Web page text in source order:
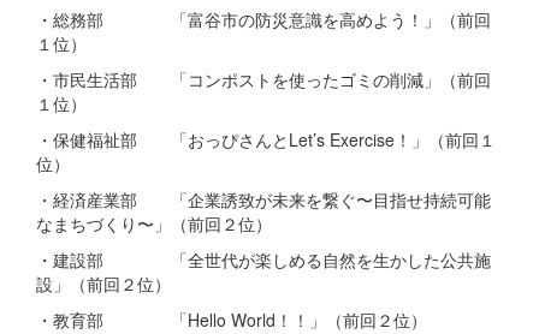
・総務部 「富谷市の防災意識を高めよう！」（前回
１位）
・市民生活部 「コンポストを使ったゴミの削減」（前回
１位）
・保健福祉部 「おっぴさんとLet’s Exercise！」（前回１
位）
・経済産業部 「企業誘致が未来を繋ぐ〜目指せ持続可能
なまちづくり〜」（前回２位）
・建設部 「全世代が楽しめる自然を生かした公共施
設」（前回２位）
・教育部 「Hello World！！」（前回２位）